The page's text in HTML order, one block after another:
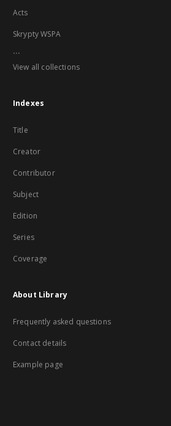
Acts
Skrypty WSPA
...
View all collections
Indexes
Title
Creator
Contributor
Subject
Edition
Series
Coverage
About Library
Frequently asked questions
Contact details
Example page